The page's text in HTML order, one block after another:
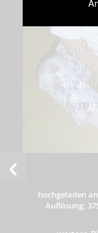
hochgeladen
Auflösung: